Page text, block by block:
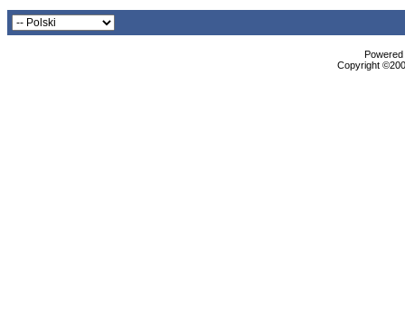
Copyright